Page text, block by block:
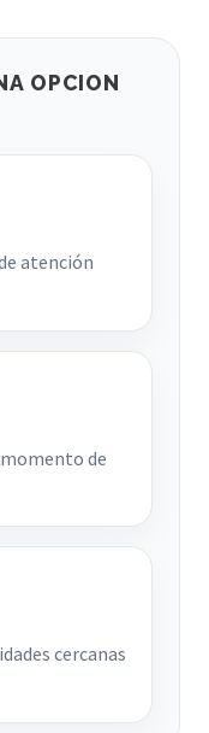
OPCION
atención
de
cercanas